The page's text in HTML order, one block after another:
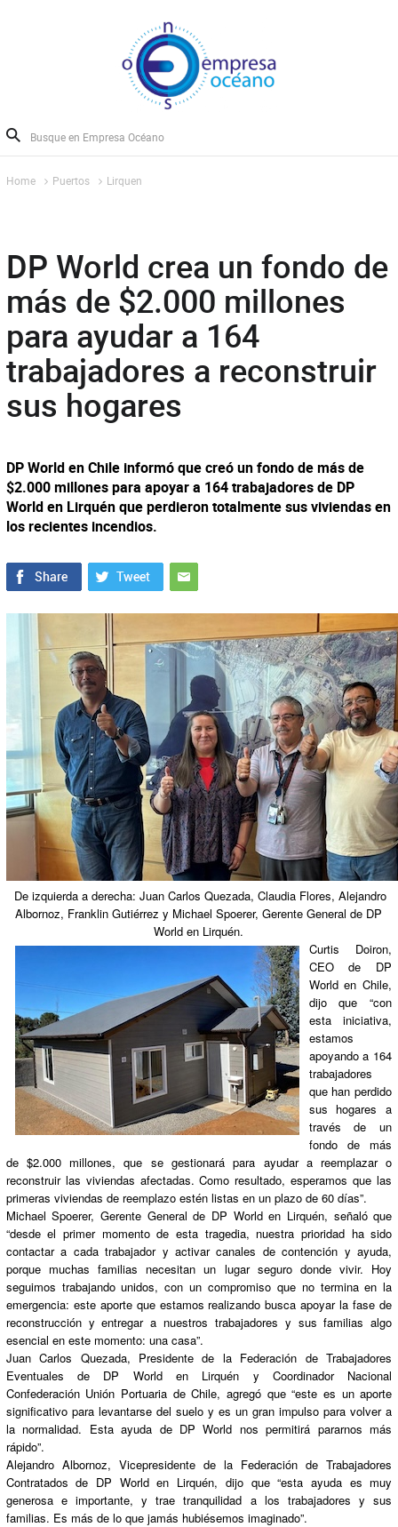
Home Puertos Lirquen
DP World crea un fondo de
más de $2.000 millones
para ayudar a 164
trabajadores a reconstruir
sus hogares
DP World en Chile informó que creó un fondo de más de
$2.000 millones para apoyar a 164 trabajadores de DP
World en Lirquén que perdieron totalmente sus viviendas en
los recientes incendios.
De izquierda a derecha: Juan Carlos Quezada, Claudia Flores, Alejandro
Albornoz, Franklin Gutiérrez y Michael Spoerer, Gerente General de DP
World en Lirquén.
Curtis Doiron,
CEO de DP
World en Chile,
dijo que “con
esta iniciativa,
estamos
apoyando a 164
trabajadores
que han perdido
sus hogares a
través de un
fondo de más
de $2.000 millones, que se gestionará para ayudar a reemplazar o
reconstruir las viviendas afectadas. Como resultado, esperamos que las
primeras viviendas de reemplazo estén listas en un plazo de 60 días”.
Michael Spoerer, Gerente General de DP World en Lirquén, señaló que
“desde el primer momento de esta tragedia, nuestra prioridad ha sido
contactar a cada trabajador y activar canales de contención y ayuda,
porque muchas familias necesitan un lugar seguro donde vivir. Hoy
seguimos trabajando unidos, con un compromiso que no termina en la
emergencia: este aporte que estamos realizando busca apoyar la fase de
reconstrucción y entregar a nuestros trabajadores y sus familias algo
esencial en este momento: una casa”.
Juan Carlos Quezada, Presidente de la Federación de Trabajadores
Eventuales de DP World en Lirquén y Coordinador Nacional
Confederación Unión Portuaria de Chile, agregó que “este es un aporte
significativo para levantarse del suelo y es un gran impulso para volver a
la normalidad. Esta ayuda de DP World nos permitirá pararnos más
rápido”.
Alejandro Albornoz, Vicepresidente de la Federación de Trabajadores
Contratados de DP World en Lirquén, dijo que “esta ayuda es muy
generosa e importante, y trae tranquilidad a los trabajadores y sus
familias. Es más de lo que jamás hubiésemos imaginado”.